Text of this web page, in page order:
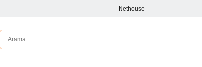
Nethouse